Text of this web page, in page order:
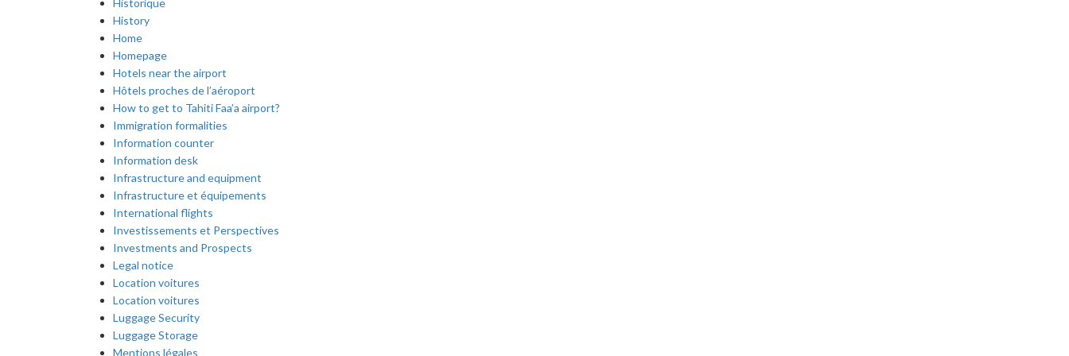
Historique
History
Home
Homepage
Hotels near the airport
Hôtels proches de l’aéroport
How to get to Tahiti Faa’a airport?
Immigration formalities
Information counter
Information desk
Infrastructure and equipment
Infrastructure et équipements
International flights
Investissements et Perspectives
Investments and Prospects
Legal notice
Location voitures
Location voitures
Luggage Security
Luggage Storage
Mentions légales